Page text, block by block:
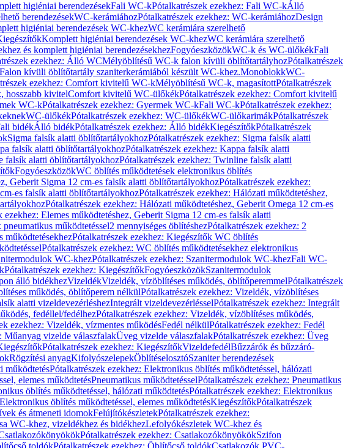
higiéniai berendezésekFali WC-kPótalkatrészek ezekhez: Fali WC-kÁlló
berendezésekWC-kerámiáhozPótalkatrészek ezekhez: WC-kerámiáhozDesign
higiéniai berendezések WC-khezWC kerámiára szerelhető
Komplett higiéniai berendezések WC-khezWC kerámiára szerelhető
és komplett higiéniai berendezésekhezFogyóeszközökWC-k és WC-ülőkékFali
ezekhez: Álló WCMélyöblítésű WC-k falon kívüli öblítőtartályhozPótalkatrészek
Falon kívüli öblítőtartály szaniterkerámiából készült WC-khez.MonoblokkWC-
ezekhez: Comfort kivitelű WC-kMélyöblítésű WC-k, magasítottPótalkatrészek
hosszabb kivitelComfort kivitelű WC-ülőkékPótalkatrészek ezekhez: Comfort kivitelű
WC-kPótalkatrészek ezekhez: Gyermek WC-kFali WC-kPótalkatrészek ezekhez:
WC-ülőkékPótalkatrészek ezekhez: WC-ülőkékWC-ülőkarimákPótalkatrészek
bidékÁlló bidékPótalkatrészek ezekhez: Álló bidékKiegészítőkPótalkatrészek
Sigma falsík alatti öblítőtartályokhozPótalkatrészek ezekhez: Sigma falsík alatti
falsík alatti öblítőtartályokhozPótalkatrészek ezekhez: Kappa falsík alatti
falsík alatti öblítőtartályokhozPótalkatrészek ezekhez: Twinline falsík alatti
FogyóeszközökWC öblítés működtetések elektronikus öblítés
Geberit Sigma 12 cm-es falsík alatti öblítőtartályokhozPótalkatrészek ezekhez:
es falsík alatti öblítőtartályokhozPótalkatrészek ezekhez: Hálózati működtetéshez,
Pótalkatrészek ezekhez: Hálózati működtetéshez, Geberit Omega 12 cm-es
ezekhez: Elemes működtetéshez, Geberit Sigma 12 cm-es falsík alatti
működtetéssel2 mennyiséges öblítéshezPótalkatrészek ezekhez: 2
működtetésekhezPótalkatrészek ezekhez: Kiegészítők WC öblítés
Pótalkatrészek ezekhez: WC öblítés működtetésekhez elektronikus
WC-khezPótalkatrészek ezekhez: Szanitermodulok WC-khezFali WC-
Pótalkatrészek ezekhez: KiegészítőkFogyóeszközökSzanitermodulok
álló bidékhezVizeldékVizeldék, vízöblítéses működés, öblítőperemmelPótalkatrészek
működés, öblítőperem nélkülPótalkatrészek ezekhez: Vizeldék, vízöblítéses
alatti vizeldevezérléshezIntegrált vizeldevezérlésselPótalkatrészek ezekhez: Integrált
fedéllel/fedélhezPótalkatrészek ezekhez: Vizeldék, vízöblítéses működés,
ezekhez: Vizeldék, vízmentes működésFedél nélkülPótalkatrészek ezekhez: Fedél
Műanyag vizelde válaszfalakÜveg vizelde válaszfalakPótalkatrészek ezekhez: Üveg
Pótalkatrészek ezekhez: KiegészítőkVizeldefedélBűzzárók és bűzzáró-
Rögzítési anyagKifolyószelepekÖblítéselosztóSzaniter berendezések
működtetésPótalkatrészek ezekhez: Elektronikus öblítés működtetéssel, hálózati
elemes működtetésPneumatikus működtetésselPótalkatrészek ezekhez: Pneumatikus
öblítés működtetéssel, hálózati működtetésPótalkatrészek ezekhez: Elektronikus
öblítés működtetéssel, elemes működtetésKiegészítőkPótalkatrészek
és átmeneti idomokFelújítókészletekPótalkatrészek ezekhez:
WC-khez, vizeldékhez és bidékhezLefolyókészletek WC-khez és
Pótalkatrészek ezekhez: CsatlakozókönyökökSzifon
toldókPótalkatrészek ezekhez: Öblítőcső toldókCsatlakozók PVC-